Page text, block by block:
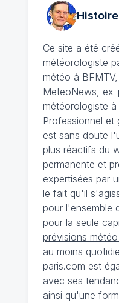
Ce site a été
météorologiste
météo à
MeteoNews,
météorologiste
Professionnel et
est sans doute
plus réactifs du
permanente et
expertisées par
le fait qu'il
pour l'ensemble
pour la seule
prévisions
au moins
paris.com est
avec ses
ainsi qu'une